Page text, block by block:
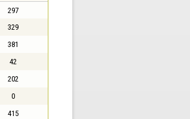
297
329
381
42
202
0
415